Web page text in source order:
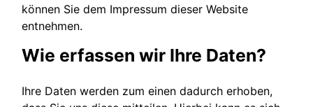
können Sie dem Impressum dieser Website
entnehmen.
Wie erfassen wir Ihre Daten?
Ihre Daten werden zum einen dadurch erhoben,